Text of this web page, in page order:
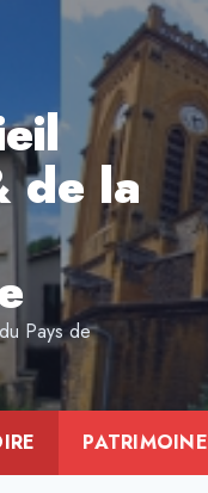
de la
Pays de
PATRIMOINE